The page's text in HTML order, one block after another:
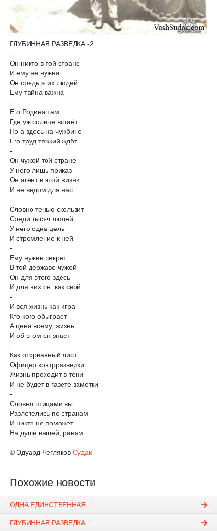
ГЛУБИННАЯ РАЗВЕДКА -2
-
Он никто в той стране
И ему не нужна
Он средь этих людей
Ему тайна важна
-
Его Родина там
Где уж солнце встаёт
Но а здесь на чужбине
Его труд тяжкий ждёт
-
Он чужой той стране
У него лишь приказ
Он агент в этой жизни
И не ведом для нас
-
Словно тенью скользит
Среди тысяч людей
У него одна цель
И стремление к ней
-
Ему нужен секрет
В той державе чужой
Он для этого здесь
И для них он, как свой
-
И вся жизнь как игра
Кто кого обыграет
А цена всему, жизнь
И об этом он знает
-
Как оторванный лист
Офицер контрразведки
Жизнь проходит в тени
И не будет в газете заметки
-
Словно птицами вы
Разлетелись по странам
И никто не поможет
На душе вашей, ранам
© Эдуард Чегляков Судак
Похожие новости
ОДНА ЕДИНСТВЕННАЯ
ГЛУБИННАЯ РАЗВЕДКА